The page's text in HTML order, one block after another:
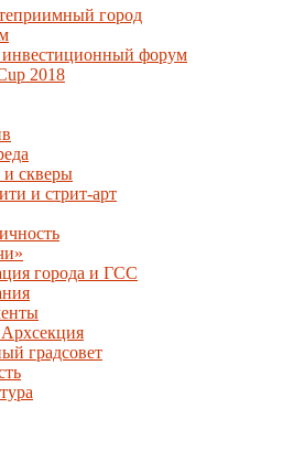
город
инвестиционный форум
2018
скверы
и стрит-арт
города и ГСС
градсовет